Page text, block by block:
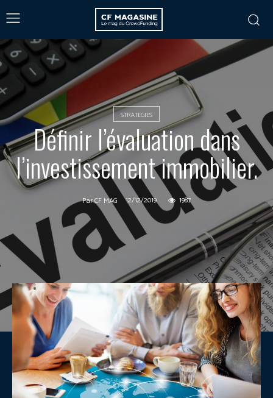
STRATEGIES
Définir l’évaluation dans
l’investissement immobilier.
ParCF MAG 12/12/2019 1987